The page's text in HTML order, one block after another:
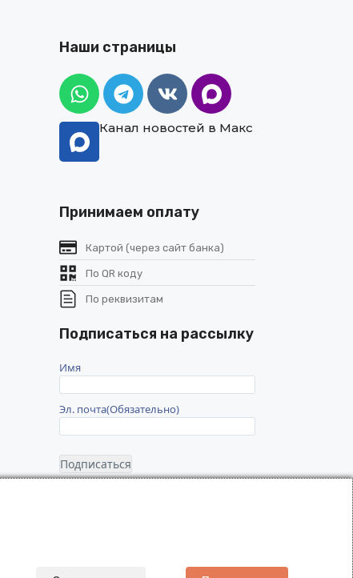
Наши страницы
Канал новостей в Макс
Принимаем оплату
Картой (через сайт банка)
По QR коду
По реквизитам
Подписаться на рассылку
Имя
Эл. почта(Обязательно)
- Туристические услуги полного цикла